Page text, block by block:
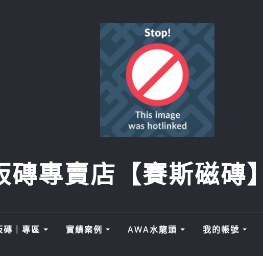
磚專賣店【賽斯磁
磚｜專區 實績案例 AWA水龍頭 我的帳號